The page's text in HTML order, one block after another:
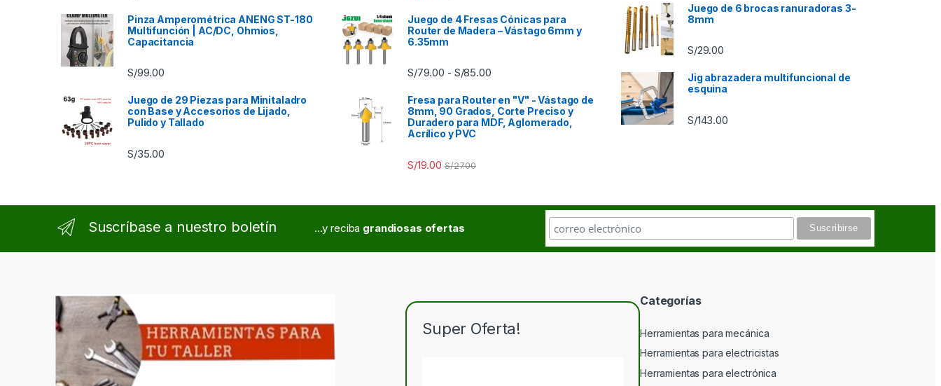
Pinza Amperométrica ANENG ST-180
Multifunción | AC/DC, Ohmios,
Capacitancia
S/99.00
Juego de 29 Piezas para Minitaladro
con Base y Accesorios de Lijado,
Pulido y Tallado
S/35.00
Juego de 4 Fresas Cónicas para
Router de Madera – Vástago 6mm y
6.35mm
S/79.00 - S/85.00Rango de precios: desde S/79.00 hasta S/85.00
Fresa para Router en "V" - Vástago de
8mm, 90 Grados, Corte Preciso y
Duradero para MDF, Aglomerado,
Acrílico y PVC
S/19.00 S/27.00
Juego de 6 brocas ranuradoras 3-
8mm
S/29.00
Jig abrazadera multifuncional de
esquina
S/143.00
Suscríbase a nuestro boletín ...y reciba grandiosas ofertas
Super Oferta!
Categorías
Herramientas para mecánica
Herramientas para electricistas
Herramientas para electrónica